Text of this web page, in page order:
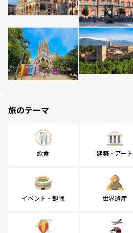
旅のテーマ
飲食 建築・アート
イベント・観戦 世界遺産